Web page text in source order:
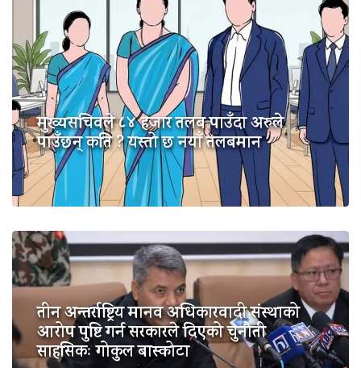
मुख्यसचिवले ८४ हजार तलब पाउँदा अरुले
पाउँछन् कति ? यस्तो छ नयाँ तलबमान
तीन अन्तर्राष्ट्रिय मानव अधिकारवादी संस्थाको
आरोप पुष्टि गर्न सरकारले दिएको चुनौती
साहसिकः गोकुल बास्कोटा